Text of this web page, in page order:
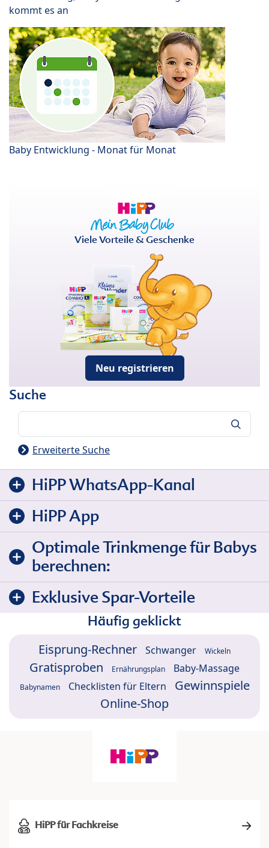
kommt es an
Baby Entwicklung - Monat für Monat
Viele Vorteile & Geschenke
Neu registrieren
Suche
Erweiterte Suche
HiPP WhatsApp-Kanal
HiPP App
Optimale Trinkmenge für Babys
berechnen:
Exklusive Spar-Vorteile
Häufig geklickt
Eisprung-Rechner Schwanger Wickeln
Gratisproben Ernährungsplan Baby-Massage
Babynamen Checklisten für Eltern
Gewinnspiele
Online-Shop
HiPP für Fachkreise